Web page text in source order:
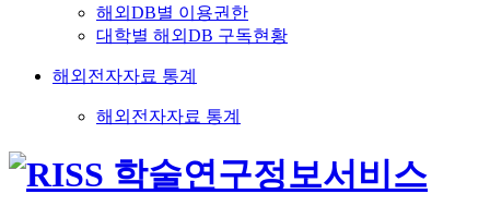
해외DB별 이용권한
대학별 해외DB 구독현황
해외전자자료 통계
해외전자자료 통계